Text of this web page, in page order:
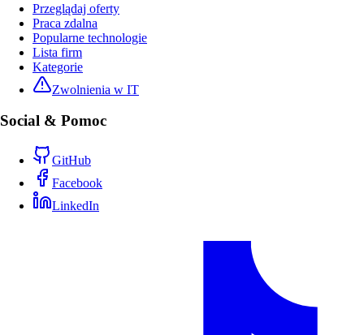
Przeglądaj oferty
Praca zdalna
Popularne technologie
Lista firm
Kategorie
Zwolnienia w IT
Social & Pomoc
GitHub
Facebook
LinkedIn